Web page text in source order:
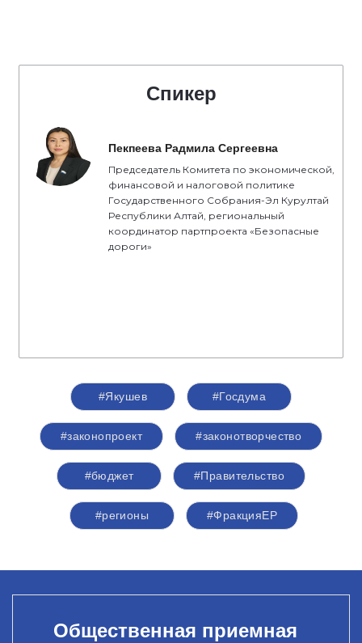
Спикер
Пекпеева Радмила Сергеевна
Председатель Комитета по экономической,
финансовой и налоговой политике
Государственного Собрания-Эл Курултай
Республики Алтай, региональный
координатор партпроекта «Безопасные
дороги»
#Якушев #Госдума
#законопроект #законотворчество
#бюджет #Правительство
#регионы #ФракцияЕР
Общественная приемная